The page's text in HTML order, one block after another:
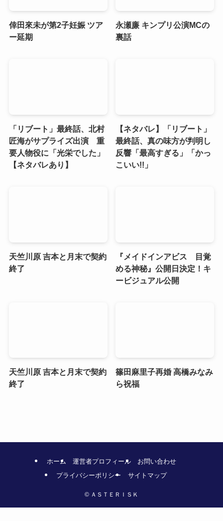
倖田來未が第2子妊娠 ツア
ー延期
永瀬廉 キンプリ公演MCの
裏話
「リブート」最終話、北村
匠海がサプライズ出演 重
要人物役に「光栄でした」
【ネタバレあり】
【ネタバレ】「リブート」
最終話、真の味方が判明し
反響「最高すぎる」「かっ
こいい!!」
天竺川原 吉本と月末で契約
終了
『メイドインアビス 目覚
める神秘』公開日決定！キ
ービジュアル公開
天竺川原 吉本と月末で契約
終了
篠田麻里子再婚 高橋みなみ
ら祝福
ホーム 運営者プロフィール
お問い合わせ
プライバシーポリシー
サイトマップ
© ＡＳＴＥＲＩＳＫ